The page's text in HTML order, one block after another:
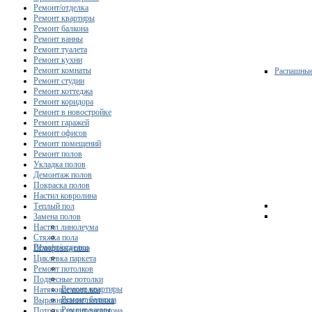
Ремонт/отделка
Ремонт квартиры
Ремонт балкона
Ремонт ванны
Ремонт/отделка
Ремонт квартиры
Ремонт балкона
Ремонт ванны
Ремонт туалета
Ремонт кухни
Ремонт комнаты
Ремонт студии
Ремонт коттеджа
Ремонт коридора
Ремонт в новостройке
Ремонт гаражей
Ремонт офисов
Ремонт помещений
Ремонт полов
Укладка полов
Демонтаж полов
Покраска полов
Настил ковролина
Теплый пол
Замена полов
Настил линолеума
Стяжка пола
Шлифовка пола
Циклевка паркета
Ремонт потолков
Подвесные потолки
Натяжные потолки
Выравнивание потолка